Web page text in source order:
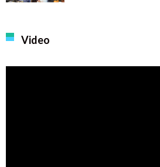
Video